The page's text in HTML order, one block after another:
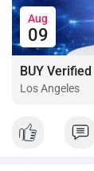
Aug
09
BUY
Los Angeles